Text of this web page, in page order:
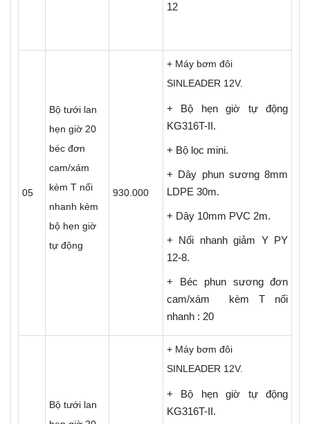
12
05
Bộ tưới lan
hẹn giờ 20
béc đơn
cam/xám
kèm T nối
nhanh kèm
bộ hẹn giờ
tự động
930.000
+ Máy bơm đôi
SINLEADER 12V.
+ Bộ hẹn giờ tự động
KG316T-II.
+ Bộ lọc mini.
+ Dây phun sương 8mm
LDPE 30m.
+ Dây 10mm PVC 2m.
+ Nối nhanh giảm Y PY
12-8.
+ Béc phun sương đơn
cam/xám kèm T nối
nhanh : 20
Bộ tưới lan
+ Máy bơm đôi
SINLEADER 12V.
+ Bộ hẹn giờ tự động
KG316T-II.